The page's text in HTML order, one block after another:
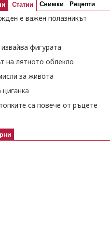
Статии Снимки Рецепти
е важен полазникът
фигурата
на лятното облекло
за живота
са повече от ръцете